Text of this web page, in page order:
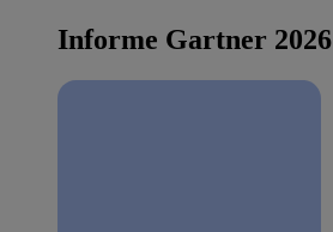
Informe Gartner 2026